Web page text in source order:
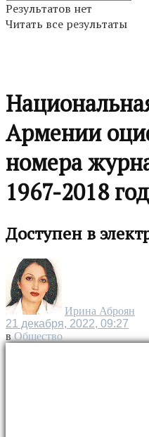
Результатов нет
Читать все результаты
Армении
номера
1967-2018
Доступен в
Ирина Аброян
21 декабря, 2022, 09:27
в Общество